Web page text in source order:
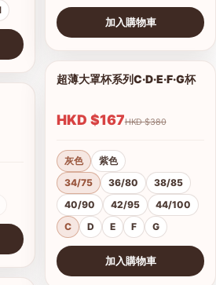
加入購物車
1/12
查看圖片
超薄大罩杯系列C·D·E·F·G杯
HKD $167 HKD $380
灰色
紫色
34/75
36/80
38/85
40/90
42/95
44/100
C
D E F G
加入購物車
查看圖片